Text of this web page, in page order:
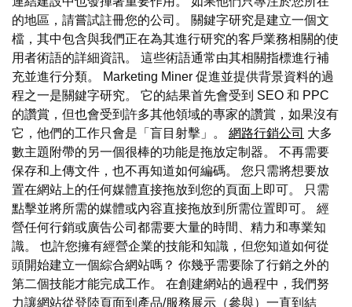
的地區，請嘗試註冊您的公司。 關鍵字研究是建立一個文
檔，其中包含與我們正在為其進行研究的客戶業務相關的使
用者術語的詳細資訊。 這些術語通常由其相關指標進行補
充並進行分類。 Marketing Miner 促進並提供背景資料的過
程之一是關鍵字研究。 它的結果首先會受到 SEO 和 PPC
的讚賞，但也會受到許多其他領域的專家的讚賞，如果沒有
它，他們的工作只會是「盲目射擊」。 網路行銷公司 大多
數主題附帶的另一個很棒的功能是拖放定制器。 不再需要
保存和上傳文件，也不再知道如何編碼。 您只需將想要放
置在網站上的任何媒體直接拖放到您的頁面上即可。 只需
點擊並將所需的媒體或內容直接拖放到所需位置即可。 經
營任何行銷或廣告公司都需要大量的時間、精力和專業知
識。 也許您擁有經營企業的技能和知識，但您知道如何從
頭開始建立一個綜合網站嗎？ 你幾乎需要除了行銷之外的
第二個技能才能完成工作。 在創建網站的過程中，我們努
力讓網站從登陸頁面到產品/服務展示（參與）一直到結